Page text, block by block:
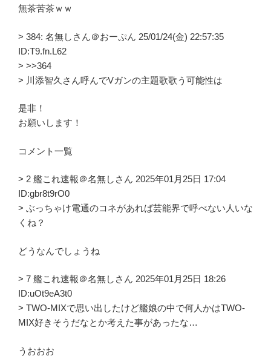
無茶苦茶ｗｗ
> 384: 名無しさん＠おーぷん 25/01/24(金) 22:57:35
ID:T9.fn.L62
> >>364
> 川添智久さん呼んでVガンの主題歌歌う可能性は
是非！
お願いします！
コメント一覧
> 2 艦これ速報＠名無しさん 2025年01月25日 17:04
ID:gbr8t9rO0
> ぶっちゃけ電通のコネがあれば芸能界で呼べない人いな
くね？
どうなんでしょうね
> 7 艦これ速報＠名無しさん 2025年01月25日 18:26
ID:uOt9eA3t0
> TWO-MIXで思い出したけど艦娘の中で何人かはTWO-
MIX好きそうだなとか考えた事があったな…
うおおお